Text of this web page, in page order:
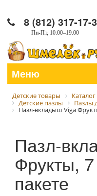
8 (812) 317-17-
Пн-Пт, 10.00–19.00
Меню
Детские товары Каталог
Детские пазлы
Пазлы
Пазл-вкладыш Viga
Пазл-
Фрукты,
пакете